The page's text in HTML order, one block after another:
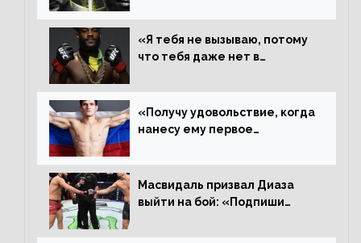
«Я тебя не вызываю, потому
что тебя даже нет в
пауза», сообщает Стерлинг
ответил Сехудо
«Получу удовольствие, когда
нанесу ему первое
Иге – про бой с Евлоевым
Масвидаль призвал Диаза
выйти на бой: «Подпиши
повторим»